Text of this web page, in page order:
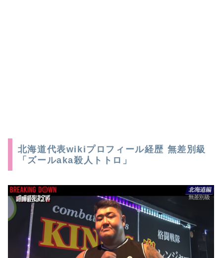
北海道代表wikiプロフィール経歴 無差別級
「ズールaka殺人トトロ」